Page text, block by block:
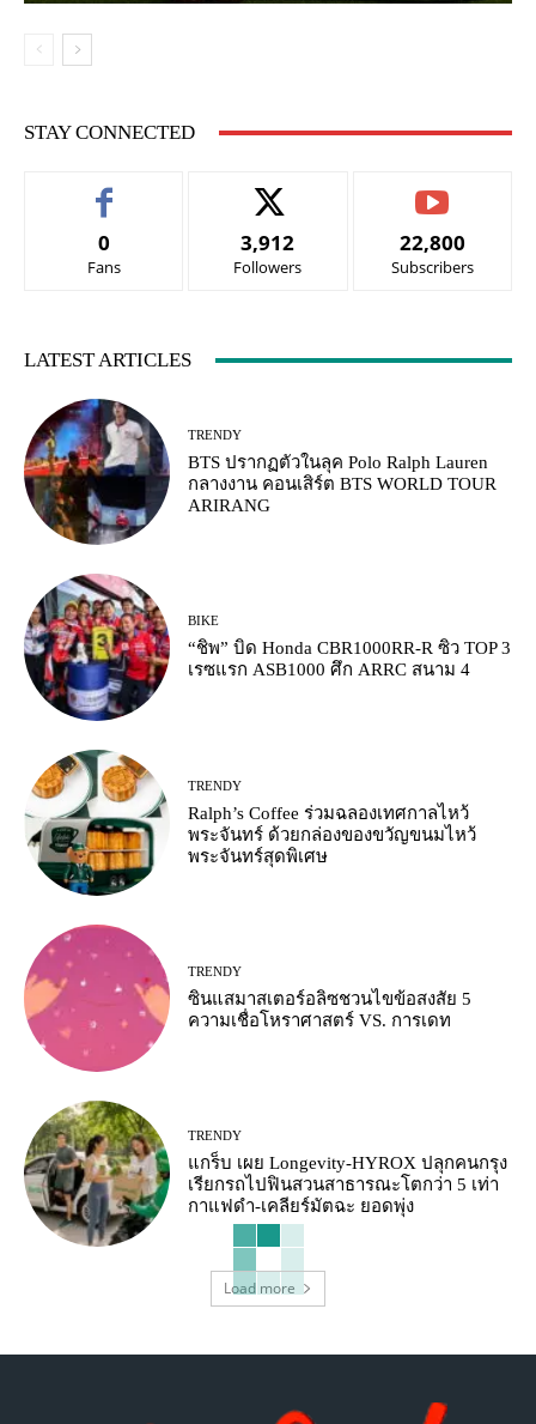
STAY CONNECTED
0
Fans
3,912
Followers
22,800
Subscribers
LATEST ARTICLES
TRENDY
BTS ปรากฏตัวในลุค Polo Ralph Lauren
กลางงาน คอนเสิร์ต BTS WORLD TOUR
ARIRANG
BIKE
“ชิพ” บิด Honda CBR1000RR-R ซิว TOP 3
เรซแรก ASB1000 ศึก ARRC สนาม 4
TRENDY
Ralph’s Coffee ร่วมฉลองเทศกาลไหว้
พระจันทร์ ด้วยกล่องของขวัญขนมไหว้
พระจันทร์สุดพิเศษ
TRENDY
ซินแสมาสเตอร์อลิซชวนไขข้อสงสัย 5
ความเชื่อโหราศาสตร์ VS. การเดท
TRENDY
แกร็บ เผย Longevity-HYROX ปลุกคนกรุง
เรียกรถไปฟินสวนสาธารณะโตกว่า 5 เท่า
กาแฟดำ-เคลียร์มัตฉะ ยอดพุ่ง
Load more